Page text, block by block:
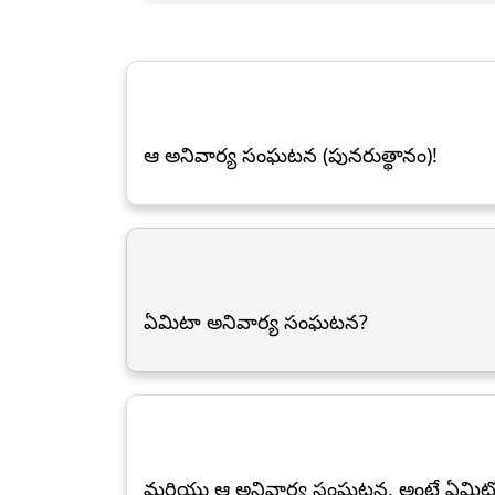
ఆ అనివార్య సంఘటన (పునరుత్థానం)!
ఏమిటా అనివార్య సంఘటన?
మరియు ఆ అనివార్య సంఘటన, అంటే ఏమిటో